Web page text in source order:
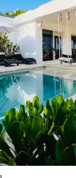
de 5, 113